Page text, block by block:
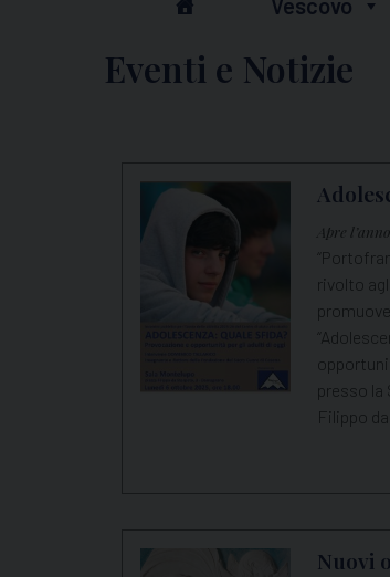
Vescovo
Eventi e Notizie
Apre
rivolto
presso la
Filippo
Nuovi